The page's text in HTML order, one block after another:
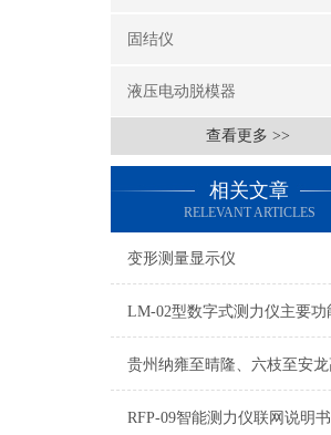
固结仪
液压电动脱模器
查看更多 >>
相关文章
RELEVANT ARTICLES
变形测量显示仪
RFP-09智能测力仪联网说明书